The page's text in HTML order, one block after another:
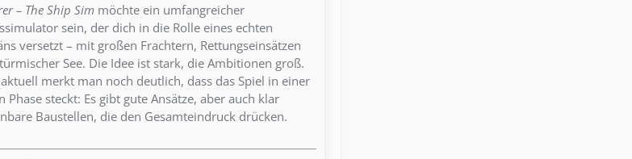
– The Ship Sim möchte ein umfangreicher
sein, der dich in die Rolle eines echten
versetzt – mit großen Frachtern, Rettungseinsätzen
See. Die Idee ist stark, die Ambitionen groß.
merkt man noch deutlich, dass das Spiel in einer
Phase steckt: Es gibt gute Ansätze, aber auch klar
Baustellen, die den Gesamteindruck drücken.